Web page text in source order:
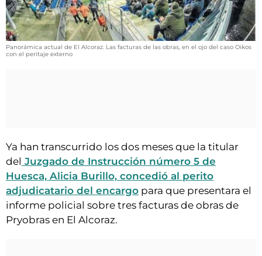
FIESTAS EN EL ALTO ARAGÓN
FIESTAS DE SAN LORENZO
AGENDA
ESQUELAS
CLUB DEL AMIGO MILITANTE
INICIAR SESIÓN
Panorámica actual de El Alcoraz. Las facturas de las obras, en el ojo del caso Oikos
con el peritaje externo
Ya han transcurrido los dos meses que la titular
del Juzgado de Instrucción número 5 de
Huesca, Alicia Burillo, concedió al perito
adjudicatario del encargo para que presentara el
informe policial sobre tres facturas de obras de
Pryobras en El Alcoraz.